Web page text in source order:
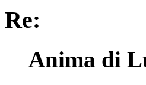
Re:
Anima di